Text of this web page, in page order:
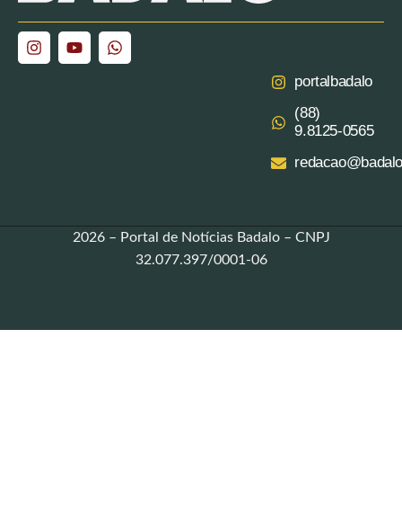
portalbadalo
(88)
9.8125‑0565‬
2026 – Portal de Notícias Badalo – CNPJ
32.077.397/0001-06